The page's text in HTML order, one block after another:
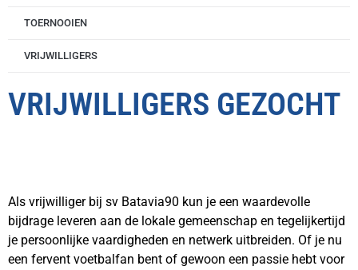
TOERNOOIEN
VRIJWILLIGERS
VRIJWILLIGERS GEZOCHT
Als vrijwilliger bij sv Batavia90 kun je een waardevolle
bijdrage leveren aan de lokale gemeenschap en tegelijkertijd
je persoonlijke vaardigheden en netwerk uitbreiden. Of je nu
een fervent voetbalfan bent of gewoon een passie hebt voor